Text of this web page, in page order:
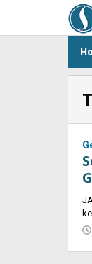
content